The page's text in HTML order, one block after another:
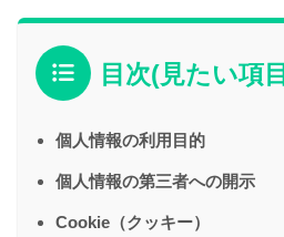
目次(見たい項
個人情報の利用目的
個人情報の第三者への開示
Cookie（クッキー）